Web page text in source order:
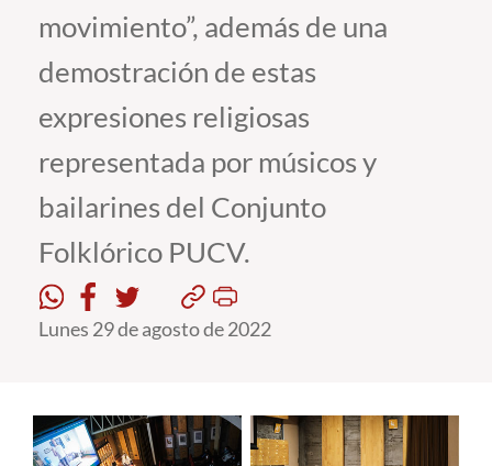
Formación Continua
Estudiantes
Académicos
Funcionarios
Alumni
English
movimiento”, además de una
demostración de estas
expresiones religiosas
representada por músicos y
bailarines del Conjunto
Folklórico PUCV.
Lunes 29 de agosto de 2022